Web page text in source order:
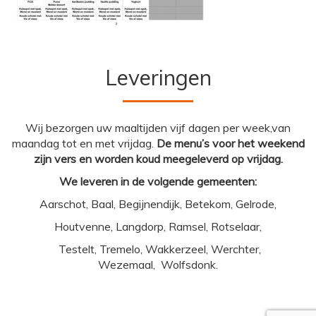
Leveringen
Wij bezorgen uw maaltijden vijf dagen per week,van
maandag tot en met vrijdag. De menu’s voor het weekend
zijn vers en worden koud meegeleverd op vrijdag.
We leveren in de volgende gemeenten:
Aarschot, Baal, Begijnendijk, Betekom, Gelrode,
Houtvenne, Langdorp, Ramsel, Rotselaar,
Testelt, Tremelo, Wakkerzeel, Werchter,
Wezemaal, Wolfsdonk.